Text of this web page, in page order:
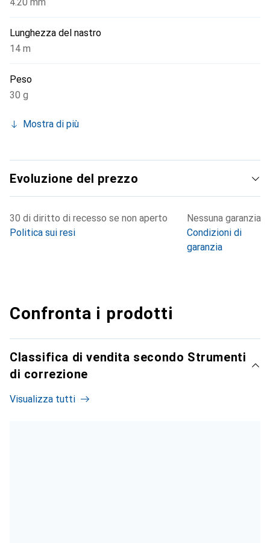
Lunghezza del nastro
14 m
Peso
30 g
Mostra di più
Evoluzione del prezzo
30 di diritto di recesso se non aperto
Politica sui resi
Nessuna garanzia
Condizioni di
garanzia
Confronta i prodotti
Classifica di vendita secondo Strumenti
di correzione
Visualizza tutti